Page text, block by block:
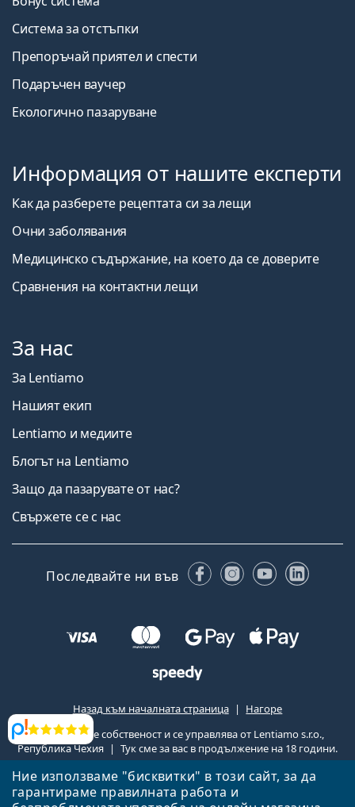
Ние използваме "бисквитки" в този сайт, за да
гарантираме правилната работа и
Прегледи
Система за отстъпки
Препоръчай приятел и спести
Подаръчен ваучер
Екологично пазаруване
Информация от нашите експерти
Как да разберете рецептата си за лещи
Очни заболявания
Медицинско съдържание, на което да се доверите
Сравнения на контактни лещи
За нас
За Lentiamo
Нашият екип
Lentiamo и медиите
Блогът на Lentiamo
Защо да пазарувате от нас?
Свържете се с нас
Последвайте ни във FacebookInstagram
YouTube
Назад към началната страница
Нагоре
Lentiamo.bg е собственост и се управлява от Lentiamo s.r.o.,
Република Чехия
Тук сме за вас в продължение на 18 години.